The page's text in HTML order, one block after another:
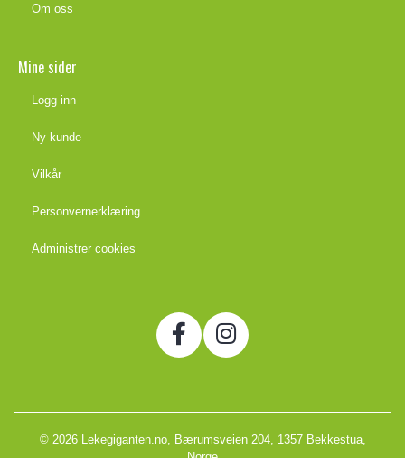
Om oss
Mine sider
Logg inn
Ny kunde
Vilkår
Personvernerklæring
Administrer cookies
© 2026 Lekegiganten.no, Bærumsveien 204, 1357 Bekkestua,